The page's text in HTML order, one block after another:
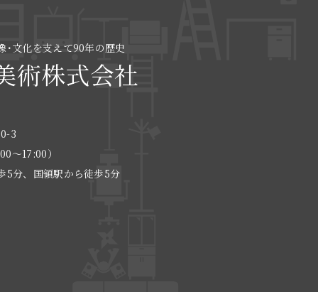
･文化を支えて90年の歴史
術株式会社
3
〜17:00）
分、国領駅から徒歩5分